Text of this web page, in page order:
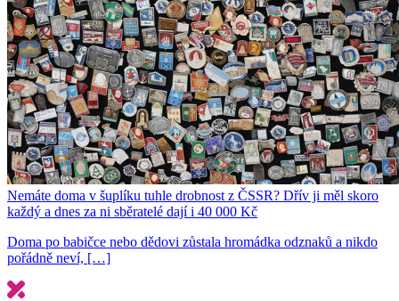
Nemáte doma v šuplíku tuhle drobnost z ČSSR? Dřív ji měl skoro
každý a dnes za ni sběratelé dají i 40 000 Kč
Doma po babičce nebo dědovi zůstala hromádka odznaků a nikdo
pořádně neví, […]